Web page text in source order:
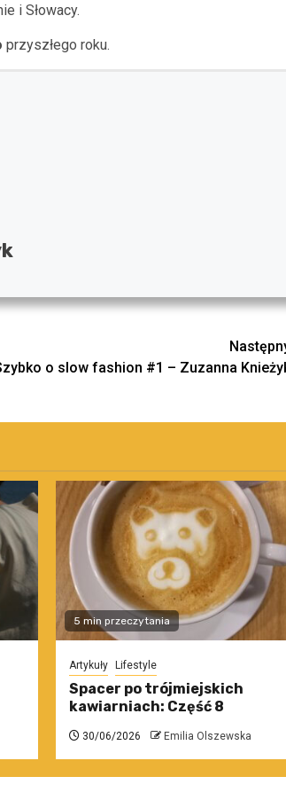
i Słowacy.
przyszłego roku.
o slow fashion #1 – Zuzanna
5 min przeczytania
Artykuły Lifestyle
Spacer po trójmiejskich
kawiarniach: Część 8
30/06/2026 Emilia Olszewska